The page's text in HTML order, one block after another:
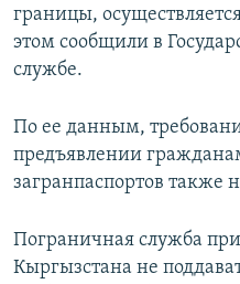
границы,
этом сообщили в
службе.
По ее данным,
предъявлении
загранпаспортов также
Пограничная служба
Кыргызстана не